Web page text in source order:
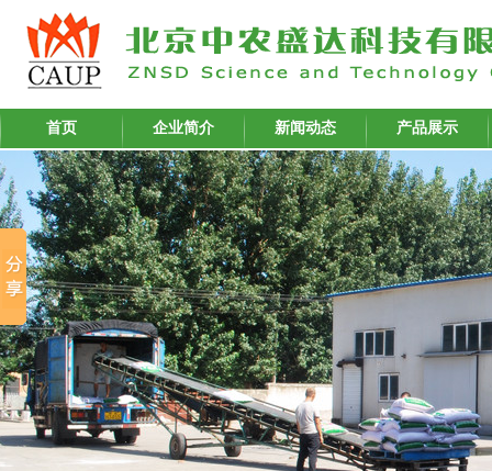
首页 企业简介 新闻动态 产品展示